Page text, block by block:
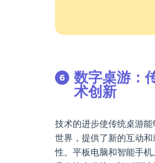
数字桌游：
术创新
技术的进步使传统桌游
世界，提供了新的互动
性。平板电脑和智能手